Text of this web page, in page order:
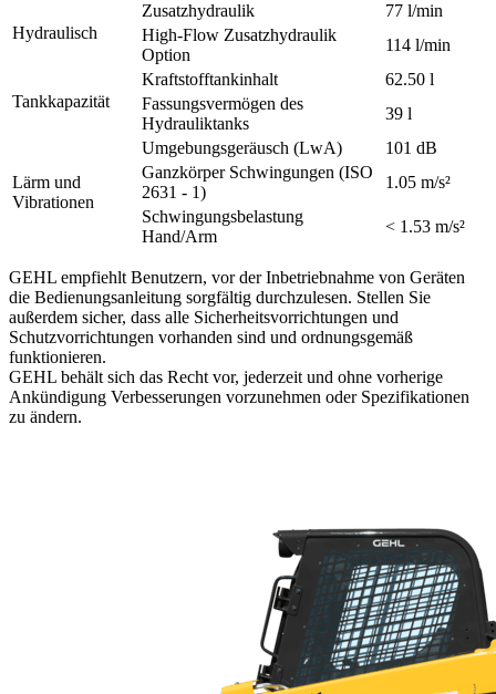
Hydraulisch
Zusatzhydraulik
77 l/min
High-Flow Zusatzhydraulik
Option
114 l/min
Tankkapazität
Kraftstofftankinhalt
62.50 l
Fassungsvermögen des
Hydrauliktanks
39 l
Lärm und
Vibrationen
Umgebungsgeräusch (LwA)
101 dB
Ganzkörper Schwingungen (ISO
2631 - 1)
1.05 m/s²
Schwingungsbelastung
Hand/Arm
< 1.53 m/s²
GEHL empfiehlt Benutzern, vor der Inbetriebnahme von Geräten
die Bedienungsanleitung sorgfältig durchzulesen. Stellen Sie
außerdem sicher, dass alle Sicherheitsvorrichtungen und
Schutzvorrichtungen vorhanden sind und ordnungsgemäß
funktionieren.
GEHL behält sich das Recht vor, jederzeit und ohne vorherige
Ankündigung Verbesserungen vorzunehmen oder Spezifikationen
zu ändern.